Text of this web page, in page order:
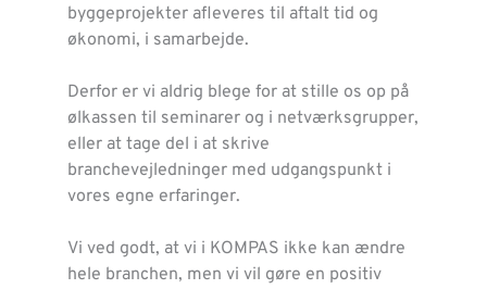
byggeprojekter afleveres til aftalt tid og
økonomi, i samarbejde.
Derfor er vi aldrig blege for at stille os op på
ølkassen til seminarer og i netværksgrupper,
eller at tage del i at skrive
branchevejledninger med udgangspunkt i
vores egne erfaringer.
Vi ved godt, at vi i KOMPAS ikke kan ændre
hele branchen, men vi vil gøre en positiv